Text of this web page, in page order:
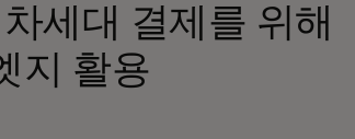
세대 결제를 위해
지 활용